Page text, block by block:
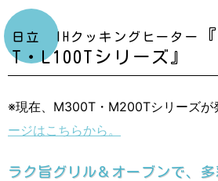
日立 IHクッキングヒーター
T・L100Tシリーズ』
※現在、M300T・M200Tシリーズが
ージはこちらから。
ラク旨グリル＆オーブンで、